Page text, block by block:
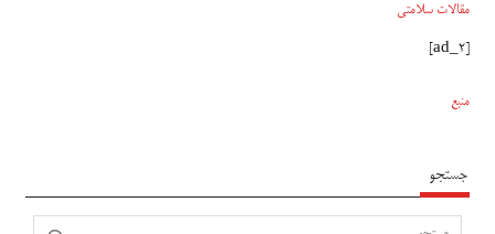
مقالات سلامتی
منبع
جستجو